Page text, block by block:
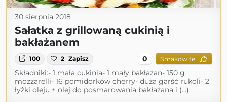
30 sierpnia 2018
Sałatka z grillowaną cukinią i
bakłażanem
100 2 Zapisz 0 Smakowite
Składniki:- 1 mała cukinia- 1 mały bakłażan- 150 g
mozzarelli- 16 pomidorków cherry- duża garść rukoli- 2
łyżki oleju + olej do posmarowania bakłażana i (...)